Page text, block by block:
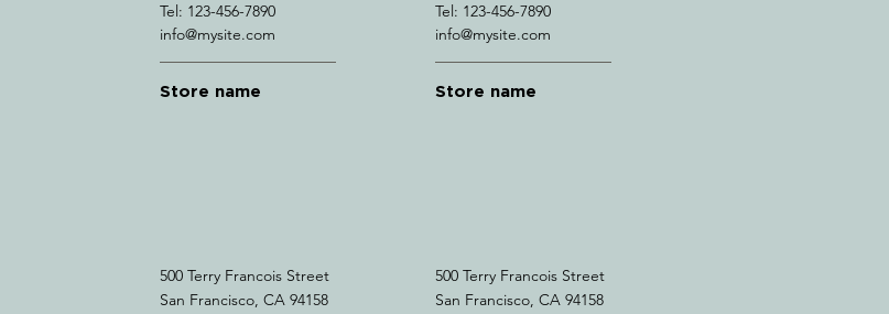
Tel: 123-456-7890
info@mysite.com
Tel: 123-456-7890
info@mysite.com
Store name Store name
500 Terry Francois Street
San Francisco, CA 94158
500 Terry Francois Street
San Francisco, CA 94158